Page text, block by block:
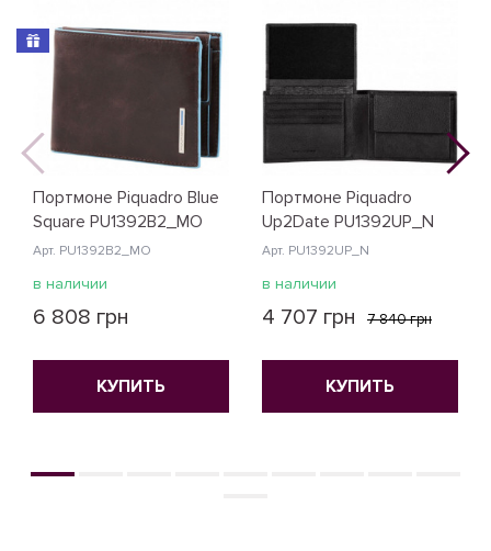
Портмоне Piquadro Blue
Square PU1392B2_MO
Арт. PU1392B2_MO
в наличии
6 808 грн
КУПИТЬ
Портмоне Piquadro
Up2Date PU1392UP_N
Арт. PU1392UP_N
в наличии
4 707 грн 7 840 грн
КУПИТЬ